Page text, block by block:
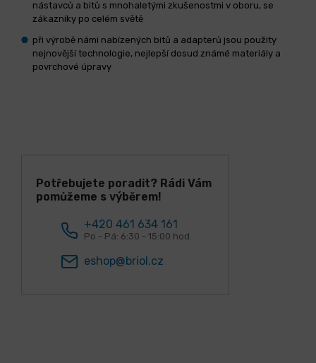
nástavců a bitů s mnohaletými zkušenostmi v oboru, se
zákazníky po celém světě
při výrobě námi nabízených bitů a adapterů jsou použity
nejnovější technologie, nejlepší dosud známé materiály a
povrchové úpravy
Potřebujete poradit? Rádi Vám
pomůžeme s výběrem!
+420 461 634 161
Po - Pá: 6:30 - 15:00 hod.
eshop@briol.cz